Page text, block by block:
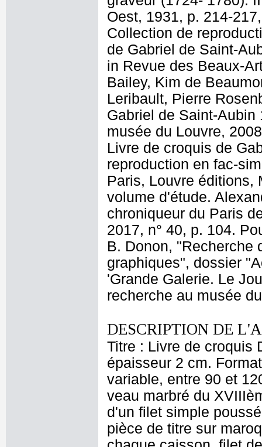
Oest, 1931, p. 214-
Collection de
de Gabriel de Saint-
in Revue des Beaux-
Bailey, Kim de
Leribault, Pierre
Gabriel de Saint-
musée du Louvre,
Livre de croquis de
reproduction en fac-
Paris, Louvre éditions,
volume d'étude.
chroniqueur du Paris
2017, n° 40, p. 104.
B. Donon, "Recherche
graphiques", dossier
'Grande Galerie. Le
recherche au musée
DESCRIPTION DE
Titre : Livre de croquis
épaisseur 2 cm.
variable, entre 90 et
veau marbré du
d'un filet simple
pièce de titre sur